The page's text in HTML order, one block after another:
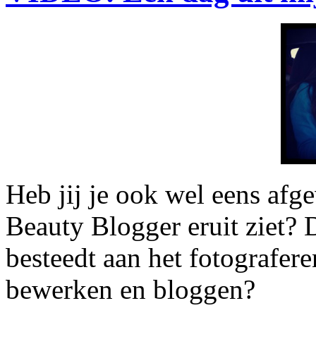
Heb jij je ook wel eens
Beauty Blogger eruit ziet?
besteedt aan het
bewerken en bloggen?